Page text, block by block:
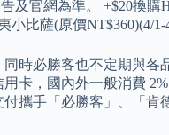
及官網為準。 +$20換
比薩(原價NT$360)(4/
時必勝客也不定期與
卡，國內外一般消費
攜手「必勝客」、「